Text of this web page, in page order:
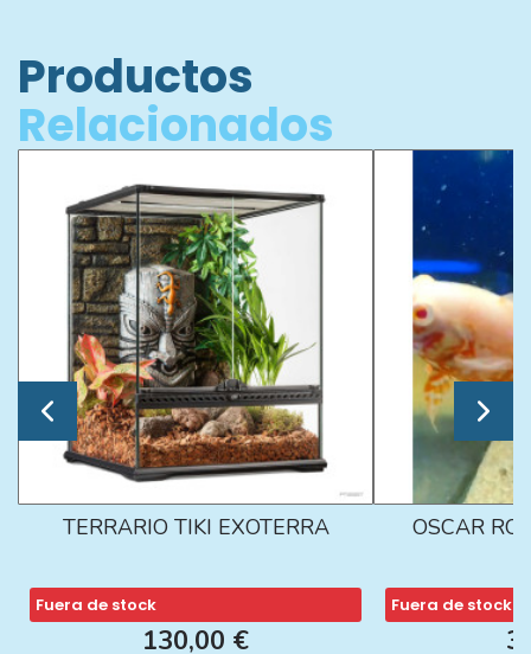
Productos
Relacionados
TERRARIO TIKI EXOTERRA
Fuera de stock
130,00 €
OSCAR
Fuera de stock